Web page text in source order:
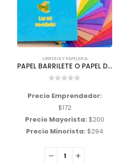
LIBRERIA Y PAPELERIA
PAPEL BARRILETE O PAPEL DE SEDA variedad de colores
Precio Emprendedor:
$172
Precio Mayorista: $200
Precio Minorista: $294